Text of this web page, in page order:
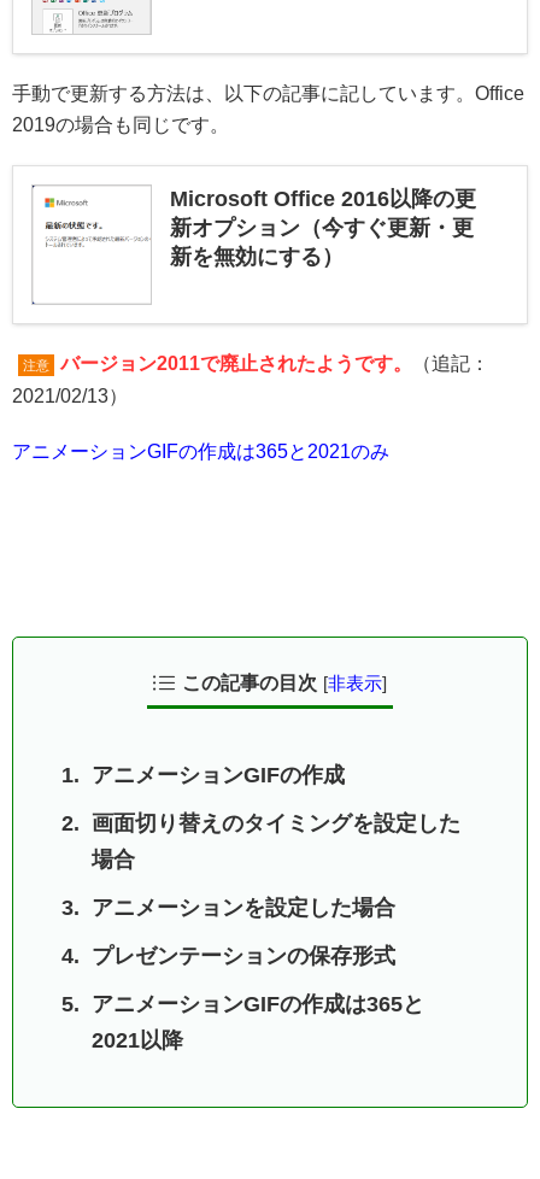
手動で更新する方法は、以下の記事に記しています。Office
2019の場合も同じです。
Microsoft Office 2016以降の更
新オプション（今すぐ更新・更
新を無効にする）
注意 バージョン2011で廃止されたようです。
（追記：
2021/02/13）
アニメーションGIFの作成は365と2021のみ
この記事の目次 [非表示]
アニメーションGIFの作成
画面切り替えのタイミングを設定した
場合
アニメーションを設定した場合
プレゼンテーションの保存形式
アニメーションGIFの作成は365と
2021以降